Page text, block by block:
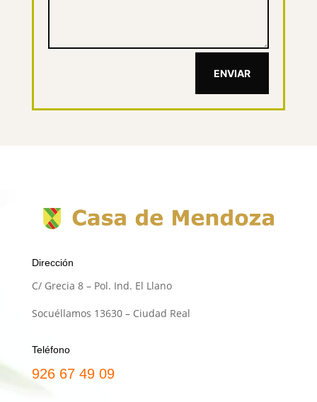
ENVIAR
Dirección
C/ Grecia 8 – Pol. Ind. El Llano
Socuéllamos 13630 – Ciudad Real
Teléfono
926 67 49 09